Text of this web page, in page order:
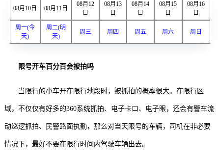
08月10日 08月11日
08月12
日
08月13
日
08月14
日
08月15
日
08月16
日
周一(今
天)
周二(明
天)
周三 周四 周五 周六 周日
限号开车百分百会被拍吗
当限行的小车开在限行地段时，被抓拍的概率很大。在限行区
域，不仅仅有好多的360系统抓拍、电子卡口、电子眼，还会有警车流
动巡逻抓拍、民警路面执勤，那么对当天限号的车辆，司机在非必要
情况下，最好不要在限行时间内驾驶车辆出去。